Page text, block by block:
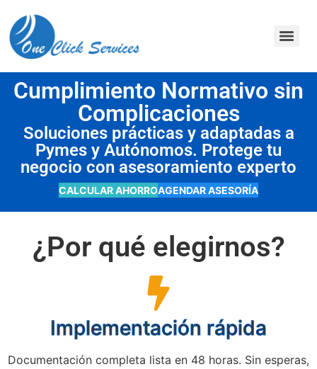
Cumplimiento Normativo sin
Complicaciones
Soluciones prácticas y adaptadas a
Pymes y Autónomos. Protege tu
negocio con asesoramiento experto
CALCULAR AHORROAGENDAR ASESORÍA
¿Por qué elegirnos?
Implementación rápida
Documentación completa lista en 48 horas. Sin esperas,